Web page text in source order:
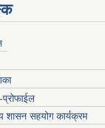
शासन सहयोग कार्यक्रम